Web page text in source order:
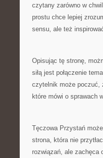
czytany zarówno w
prostu chce lepiej
sensu, ale też
Opisując tę stronę,
siłą jest połączenie
czytelnik może poczuć,
które mówi o sprawach
Tęczowa Przystań
strona, która nie
rozwiązań, ale zachęca